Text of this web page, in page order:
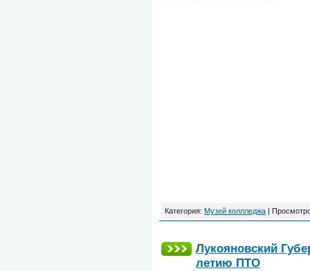
Категория: Музей коллледжа
Лукояновский
летию ПТО